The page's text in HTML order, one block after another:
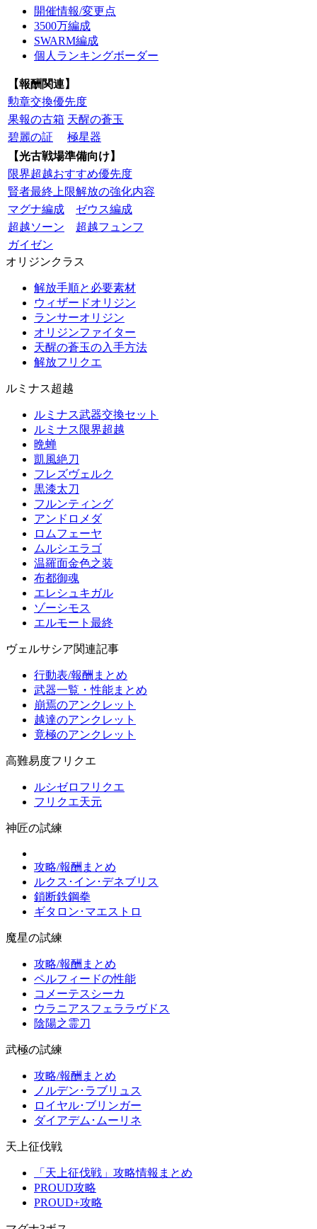
開催情報/変更点
3500万編成
SWARM編成
個人ランキングボーダー
【報酬関連】
勲章交換優先度
果報の古箱 天醒の蒼玉
碧麗の証
極星器
【光古戦場準備向け】
限界超越おすすめ優先度
賢者最終上限解放の強化内容
マグナ編成
ゼウス編成
超越ソーン
超越フュンフ
ガイゼン
オリジンクラス
解放手順と必要素材
ウィザードオリジン
ランサーオリジン
オリジンファイター
天醒の蒼玉の入手方法
解放フリクエ
ルミナス超越
ルミナス武器交換セット
ルミナス限界超越
晩蝉
凱風絶刀
フレズヴェルク
黒漆太刀
フルンティング
アンドロメダ
ロムフェーヤ
ムルシエラゴ
温羅面金色之装
布都御魂
エレシュキガル
ゾーシモス
エルモート最終
ヴェルサシア関連記事
行動表/報酬まとめ
武器一覧・性能まとめ
崩焉のアンクレット
越達のアンクレット
竟極のアンクレット
高難易度フリクエ
ルシゼロフリクエ
フリクエ天元
神匠の試練
攻略/報酬まとめ
ルクス･イン･デネブリス
鎖断鉄鋼拳
ギタロン･マエストロ
魔星の試練
攻略/報酬まとめ
ペルフィードの性能
コメーテスシーカ
ウラニアスフェララヴドス
陰陽之霊刀
武極の試練
攻略/報酬まとめ
ノルデン･ラブリュス
ロイヤル･ブリンガー
ダイアデム･ムーリネ
天上征伐戦
「天上征伐戦」攻略情報まとめ
PROUD攻略
PROUD+攻略